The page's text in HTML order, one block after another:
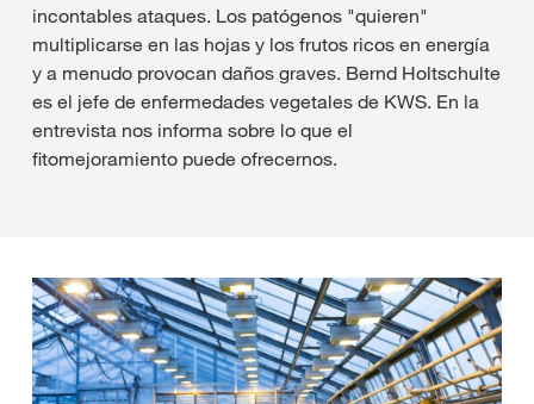
incontables ataques. Los patógenos "quieren"
multiplicarse en las hojas y los frutos ricos en energía
y a menudo provocan daños graves. Bernd Holtschulte
es el jefe de enfermedades vegetales de KWS. En la
entrevista nos informa sobre lo que el
fitomejoramiento puede ofrecernos.